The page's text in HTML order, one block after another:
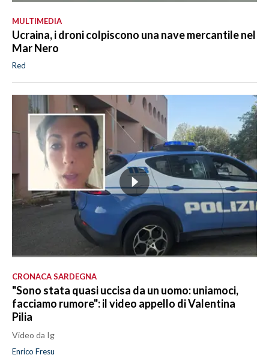
MULTIMEDIA
Ucraina, i droni colpiscono una nave mercantile nel
Mar Nero
Red
CRONACA SARDEGNA
"Sono stata quasi uccisa da un uomo: uniamoci,
facciamo rumore": il video appello di Valentina
Pilia
Video da Ig
Enrico Fresu